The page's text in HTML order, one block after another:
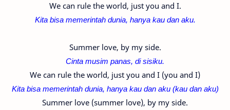
We can rule the world, just you and I.
Kita bisa memerintah dunia, hanya kau dan aku.
Summer love, by my side.
Cinta musim panas, di sisiku.
We can rule the world, just you and I (you and I)
Kita bisa memerintah dunia, hanya kau dan aku (kau dan aku)
Summer love (summer love), by my side.